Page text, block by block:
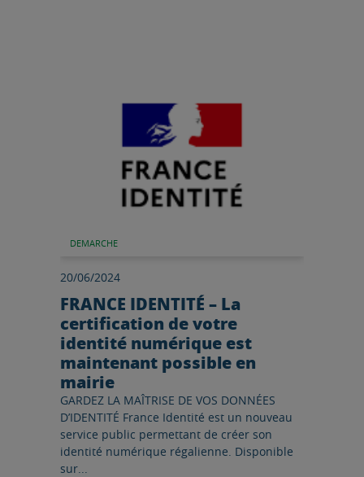
DEMARCHE
20/06/2024
FRANCE IDENTITÉ – La
certification de votre
identité numérique est
maintenant possible en
mairie
GARDEZ LA MAÎTRISE DE VOS DONNÉES
D’IDENTITÉ France Identité est un nouveau
service public permettant de créer son
identité numérique régalienne. Disponible
sur...